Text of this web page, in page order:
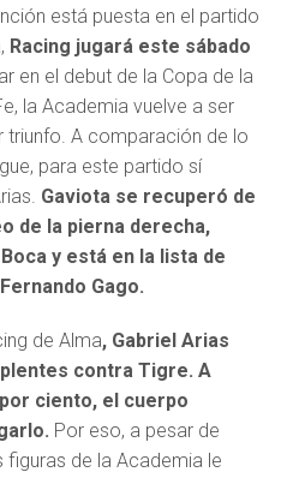
está puesta en el partido
Racing jugará este sábado
en el debut de la Copa de la
la Academia vuelve a ser
triunfo. A comparación de lo
para este partido sí
Gaviota se recuperó de
de la pierna derecha,
y está en la lista de
Gago.
de Alma, Gabriel Arias
contra Tigre. A
ciento, el cuerpo
Por eso, a pesar de
figuras de la Academia le